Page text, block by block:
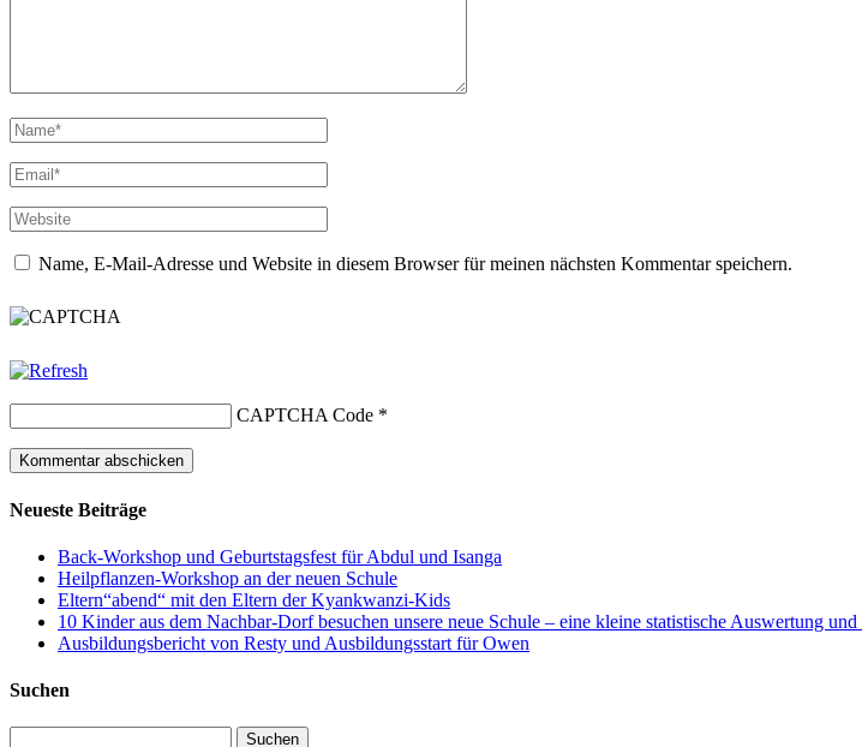
Name, E-Mail-Adresse und Website in diesem Browser für meinen nächsten Kommentar speichern.
CAPTCHA Code *
Neueste Beiträge
Back-Workshop und Geburtstagsfest für Abdul und Isanga
Heilpflanzen-Workshop an der neuen Schule
Eltern“abend“ mit den Eltern der Kyankwanzi-Kids
10 Kinder aus dem Nachbar-Dorf besuchen unsere neue Schule – eine kleine statistische Auswertung
Ausbildungsbericht von Resty und Ausbildungsstart für Owen
Suchen